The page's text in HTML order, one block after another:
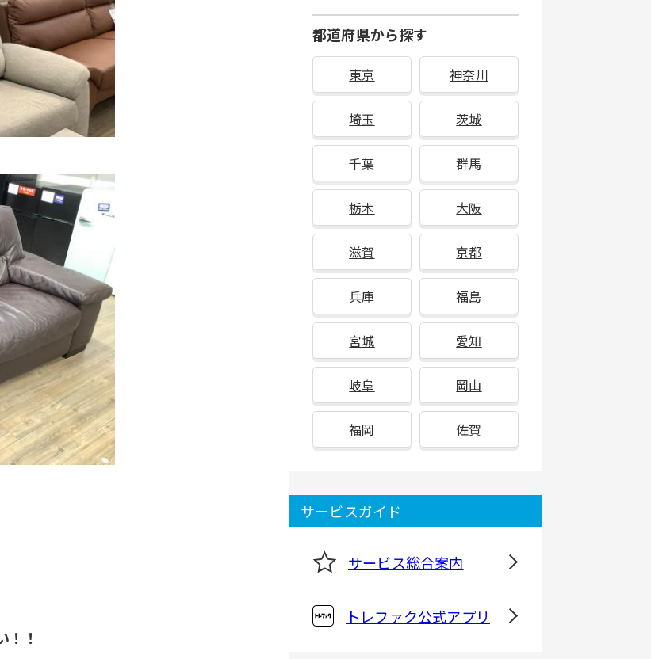
！！
都道府県から探す
東京 神奈川
埼玉 茨城
千葉 群馬
栃木 大阪
滋賀 京都
兵庫 福島
宮城 愛知
岐阜 岡山
福岡 佐賀
サービスガイド
サービス総合案内
トレファク公式アプリ